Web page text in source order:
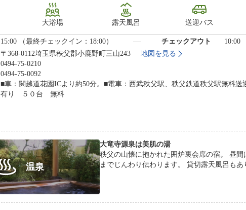
大浴場 露天風呂 送迎バス
15:00 （最終チェックイン：18:00） チェックアウト
10:00
〒368-0112埼玉県秩父郡小鹿野町三山243
地図を見る
0494-75-0210
0494-75-0092
■車：関越道花園ICより約50分。■電車：西武秩父駅、秩父鉄道秩父駅無料送
有り ５０台 無料
温泉
大竜寺源泉は美肌の湯
秩父の山懐に抱かれた囲炉裏会席の宿。 昼
までじんわり伝わります。 貸切露天風呂もあ